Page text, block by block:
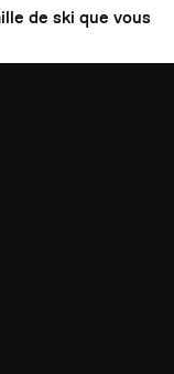
de ski que vous